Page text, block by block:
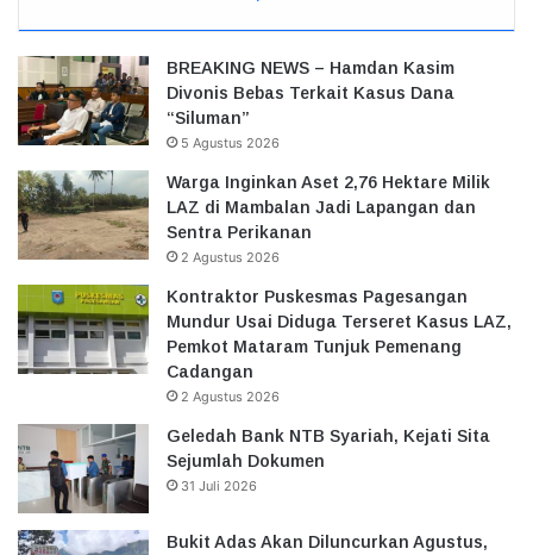
BREAKING NEWS – Hamdan Kasim
Divonis Bebas Terkait Kasus Dana
“Siluman”
5 Agustus 2026
Warga Inginkan Aset 2,76 Hektare Milik
LAZ di Mambalan Jadi Lapangan dan
Sentra Perikanan
2 Agustus 2026
Kontraktor Puskesmas Pagesangan
Mundur Usai Diduga Terseret Kasus LAZ,
Pemkot Mataram Tunjuk Pemenang
Cadangan
2 Agustus 2026
Geledah Bank NTB Syariah, Kejati Sita
Sejumlah Dokumen
31 Juli 2026
Bukit Adas Akan Diluncurkan Agustus,